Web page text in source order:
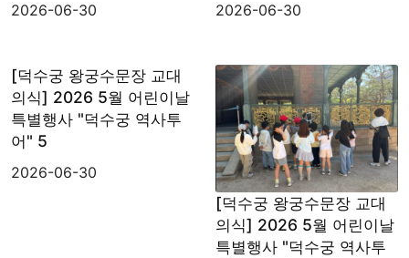
2026-06-30 2026-06-30
[덕수궁 왕궁수문장 교대
의식] 2026 5월 어린이날
특별행사 "덕수궁 역사투
어" 5
2026-06-30
[덕수궁 왕궁수문장 교대
의식] 2026 5월 어린이날
특별행사 "덕수궁 역사투